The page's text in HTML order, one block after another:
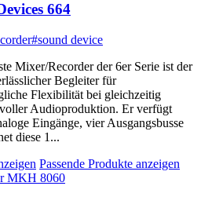
664
#sound device
Mixer/Recorder der 6er Serie ist der
Begleiter für
Flexibilität bei gleichzeitig
Audioproduktion. Er verfügt
Eingänge, vier Ausgangsbusse
diese 1...
Passende Produkte anzeigen
MKH 8060